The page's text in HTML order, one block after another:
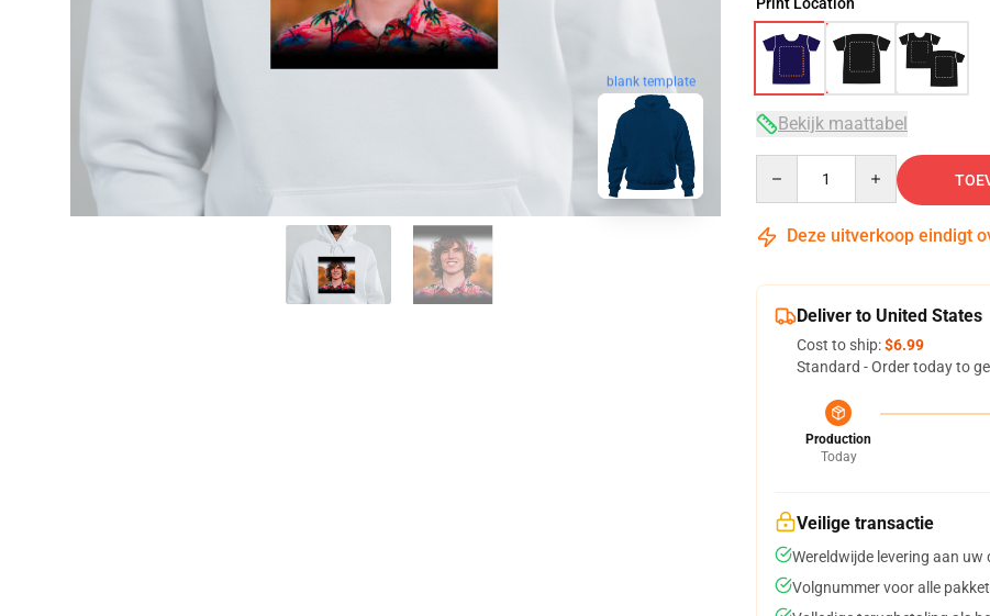
blank template
Bekijk maattabel
Deze uitverkoop eindigt
Deliver to United States
Cost to ship:$6.99
Standard - Order today to
Production
Today
Veilige transactie
Wereldwijde levering aan uw
Volgnummer voor alle